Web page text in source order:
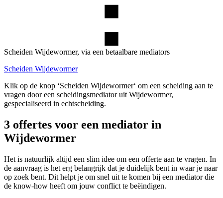
Scheiden Wijdewormer, via een betaalbare mediators
Scheiden Wijdewormer
Klik op de knop ‘Scheiden Wijdewormer‘ om een scheiding aan te
vragen door een scheidingsmediator uit Wijdewormer,
gespecialiseerd in echtscheiding.
3 offertes voor een mediator in
Wijdewormer
Het is natuurlijk altijd een slim idee om een offerte aan te vragen. In
de aanvraag is het erg belangrijk dat je duidelijk bent in waar je naar
op zoek bent. Dit helpt je om snel uit te komen bij een mediator die
de know-how heeft om jouw conflict te beëindigen.